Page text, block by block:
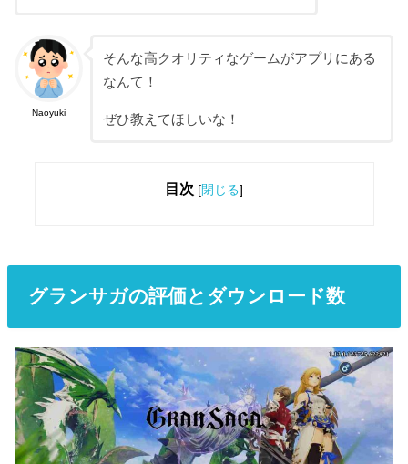
Naoyuki
そんな高クオリティなゲームがアプリにある
なんて！
ぜひ教えてほしいな！
目次 [閉じる]
グランサガの評価とダウンロード数